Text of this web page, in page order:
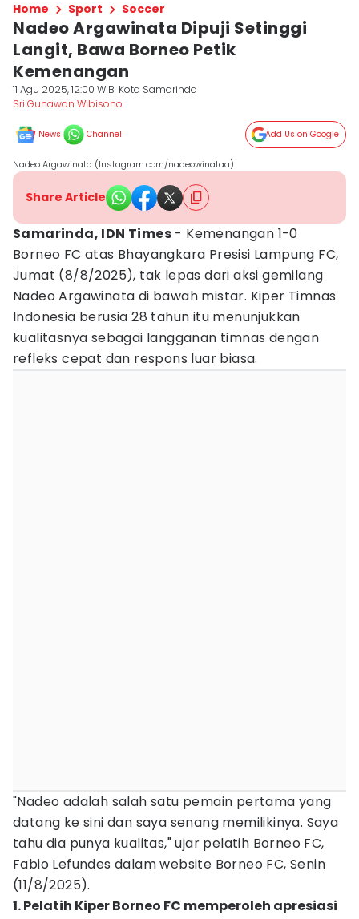
Home Sport Soccer
Nadeo Argawinata Dipuji Setinggi
Langit, Bawa Borneo Petik
Kemenangan
11 Agu 2025, 12:00 WIB Kota Samarinda
Sri Gunawan Wibisono
News Channel Add Us on Google
Nadeo Argawinata (Instagram.com/nadeowinataa)
Share Article
Samarinda, IDN Times - Kemenangan 1-0
Borneo FC atas Bhayangkara Presisi Lampung FC,
Jumat (8/8/2025), tak lepas dari aksi gemilang
Nadeo Argawinata di bawah mistar. Kiper Timnas
Indonesia berusia 28 tahun itu menunjukkan
kualitasnya sebagai langganan timnas dengan
refleks cepat dan respons luar biasa.
"Nadeo adalah salah satu pemain pertama yang
datang ke sini dan saya senang memilikinya. Saya
tahu dia punya kualitas," ujar pelatih Borneo FC,
Fabio Lefundes dalam website Borneo FC, Senin
(11/8/2025).
1. Pelatih Kiper Borneo FC memperoleh apresiasi